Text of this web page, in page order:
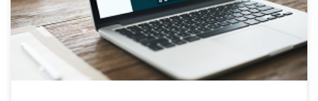
výuky prostřednictvím nástroje Adobe Connect. Webinář „Možnosti
realizace online výuky v systému Adobe […]